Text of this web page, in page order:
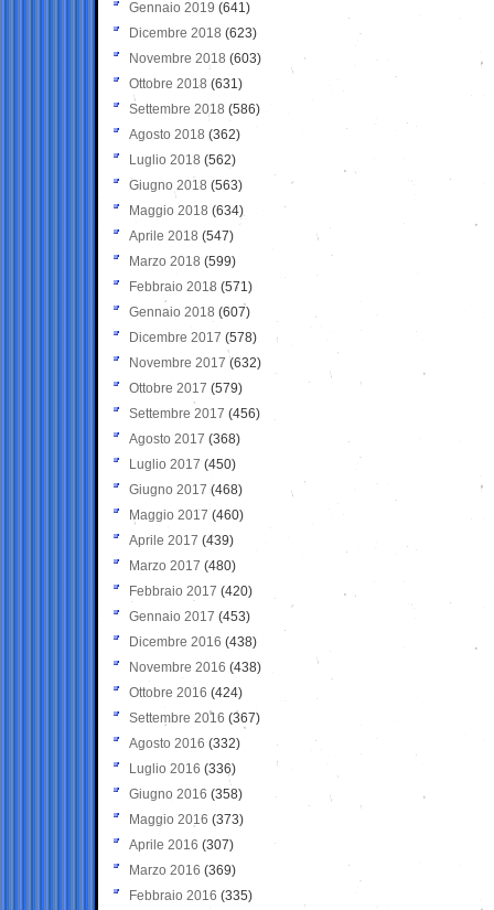
Gennaio 2019 (641)
Dicembre 2018 (623)
Novembre 2018 (603)
Ottobre 2018 (631)
Settembre 2018 (586)
Agosto 2018 (362)
Luglio 2018 (562)
Giugno 2018 (563)
Maggio 2018 (634)
Aprile 2018 (547)
Marzo 2018 (599)
Febbraio 2018 (571)
Gennaio 2018 (607)
Dicembre 2017 (578)
Novembre 2017 (632)
Ottobre 2017 (579)
Settembre 2017 (456)
Agosto 2017 (368)
Luglio 2017 (450)
Giugno 2017 (468)
Maggio 2017 (460)
Aprile 2017 (439)
Marzo 2017 (480)
Febbraio 2017 (420)
Gennaio 2017 (453)
Dicembre 2016 (438)
Novembre 2016 (438)
Ottobre 2016 (424)
Settembre 2016 (367)
Agosto 2016 (332)
Luglio 2016 (336)
Giugno 2016 (358)
Maggio 2016 (373)
Aprile 2016 (307)
Marzo 2016 (369)
Febbraio 2016 (335)